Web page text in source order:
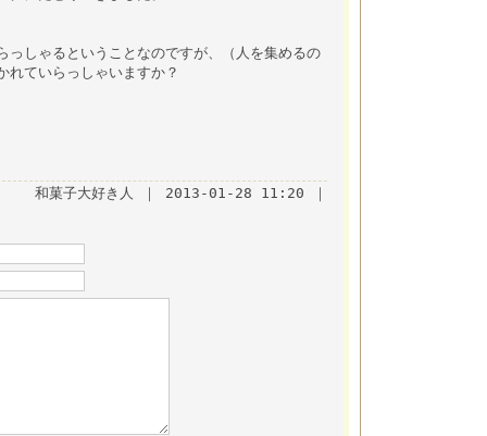
しゃるということなのですが、（人を集めるの
れていらっしゃいますか？
和菓子大好き人 ｜ 2013-01-28 11:20 ｜